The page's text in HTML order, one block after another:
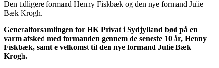
Den tidligere formand Henny Fiskbæk og den nye formand Julie
Bæk Krogh.
Generalforsamlingen for HK Privat i Sydjylland bød på en
varm afsked med formanden gennem de seneste 10 år, Henny
Fiskbæk, samt e velkomst til den nye formand Julie Bæk
Krogh.